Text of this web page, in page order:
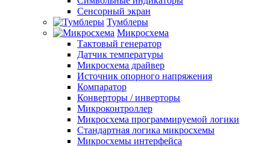
Сенсорный экран
Тумблеры
Микросхема
Тактовый генератор
Датчик температуры
Микросхема драйвер
Источник опорного напряжения
Компаратор
Конверторы / инверторы
Микроконтроллер
Микросхема программируемой логики
Стандартная логика микросхемы
Микросхемы интерфейса